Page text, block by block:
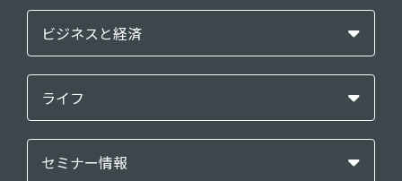
ビジネスと経済
ライフ
セミナー情報